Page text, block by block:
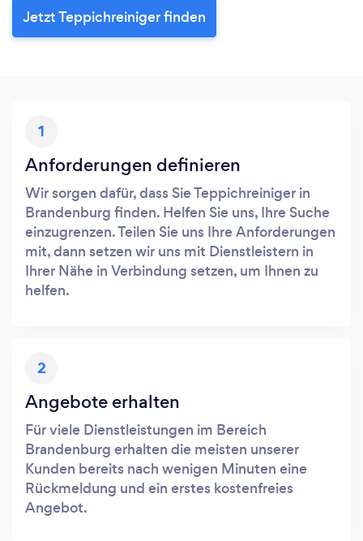
Jetzt Teppichreiniger finden
1
Anforderungen definieren
Wir sorgen dafür, dass Sie Teppichreiniger in
Brandenburg finden. Helfen Sie uns, Ihre Suche
einzugrenzen. Teilen Sie uns Ihre Anforderungen
mit, dann setzen wir uns mit Dienstleistern in
Ihrer Nähe in Verbindung setzen, um Ihnen zu
helfen.
2
Angebote erhalten
Für viele Dienstleistungen im Bereich
Brandenburg erhalten die meisten unserer
Kunden bereits nach wenigen Minuten eine
Rückmeldung und ein erstes kostenfreies
Angebot.